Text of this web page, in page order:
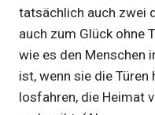
tatsächlich auch zwei
auch zum Glück ohne
wie es den Menschen
ist, wenn sie die
losfahren, die Heimat